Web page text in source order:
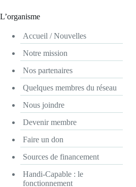
L’organisme
Accueil / Nouvelles
Notre mission
Nos partenaires
Quelques membres du réseau
Nous joindre
Devenir membre
Faire un don
Sources de financement
Handi-Capable : le
fonctionnement